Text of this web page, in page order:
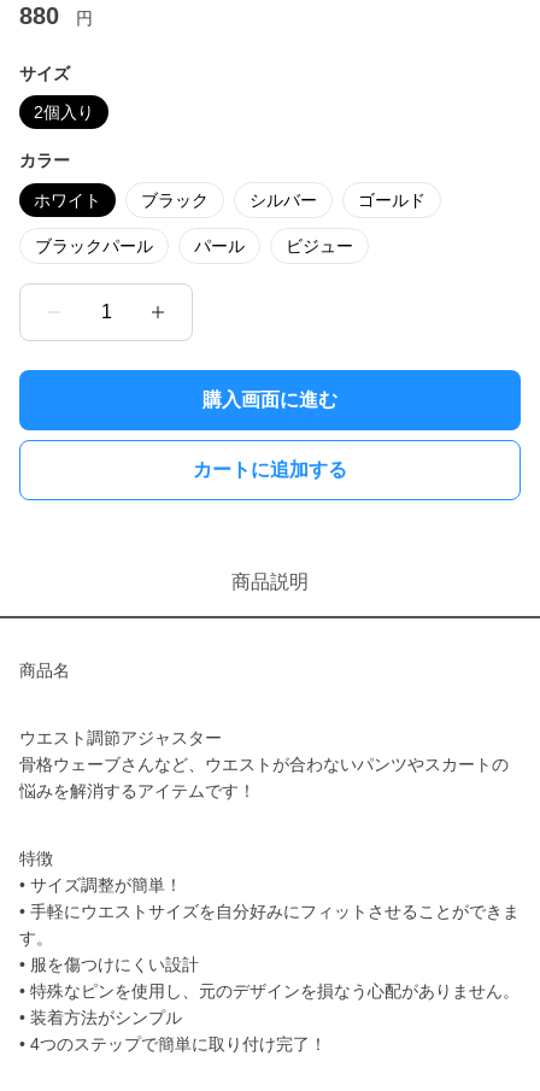
880 円
サイズ
2個入り
カラー
ホワイト ブラック シルバー ゴールド
ブラックパール パール ビジュー
1
購入画面に進む
カートに追加する
商品説明
商品名
ウエスト調節アジャスター
骨格ウェーブさんなど、ウエストが合わないパンツやスカートの
悩みを解消するアイテムです！
特徴
• サイズ調整が簡単！
• 手軽にウエストサイズを自分好みにフィットさせることができま
す。
• 服を傷つけにくい設計
• 特殊なピンを使用し、元のデザインを損なう心配がありません。
• 装着方法がシンプル
• 4つのステップで簡単に取り付け完了！